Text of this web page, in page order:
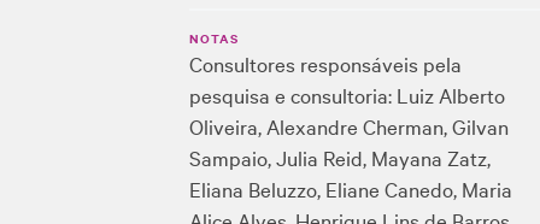
NOTAS
Consultores responsáveis pela
pesquisa e consultoria: Luiz Alberto
Oliveira, Alexandre Cherman, Gilvan
Sampaio, Julia Reid, Mayana Zatz,
Eliana Beluzzo, Eliane Canedo, Maria